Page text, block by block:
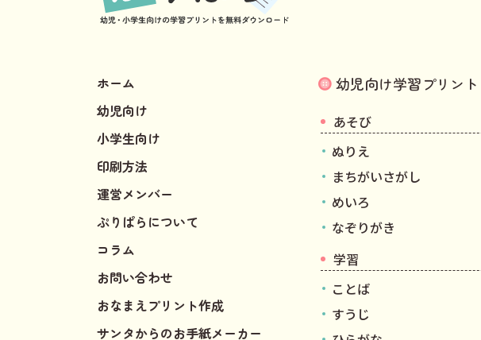
ホーム
幼児向け
小学生向け
印刷方法
運営メンバー
ぷりぱらについて
コラム
お問い合わせ
おなまえプリント作成
サンタからのお手紙メーカー
幼児向け学習プリント
あそび
ぬりえ
まちがいさがし
めいろ
なぞりがき
学習
ことば
すうじ